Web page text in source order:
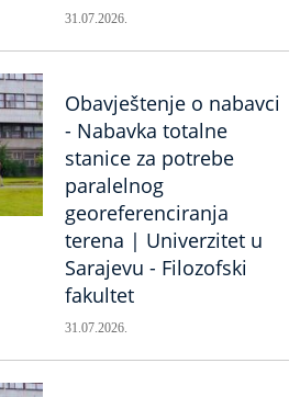
31.07.2026.
Obavještenje o nabavci
- Nabavka totalne
stanice za potrebe
paralelnog
georeferenciranja
terena | Univerzitet u
Sarajevu - Filozofski
fakultet
31.07.2026.